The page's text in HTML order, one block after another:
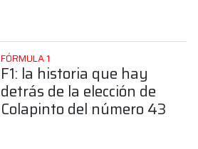
FÓRMULA 1
F1: la historia que hay
detrás de la elección de
Colapinto del número 43